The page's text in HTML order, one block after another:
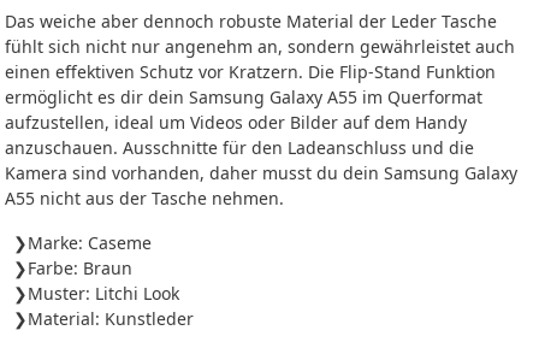
Das weiche aber dennoch robuste Material der Leder Tasche
fühlt sich nicht nur angenehm an, sondern gewährleistet auch
einen effektiven Schutz vor Kratzern. Die Flip-Stand Funktion
ermöglicht es dir dein Samsung Galaxy A55 im Querformat
aufzustellen, ideal um Videos oder Bilder auf dem Handy
anzuschauen. Ausschnitte für den Ladeanschluss und die
Kamera sind vorhanden, daher musst du dein Samsung Galaxy
A55 nicht aus der Tasche nehmen.
Marke: Caseme
Farbe: Braun
Muster: Litchi Look
Material: Kunstleder